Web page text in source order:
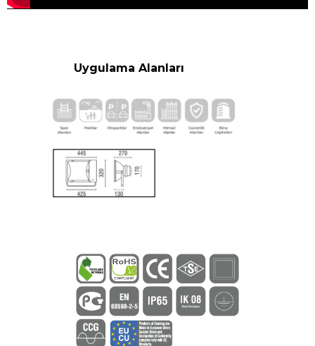
Uygulama Alanları